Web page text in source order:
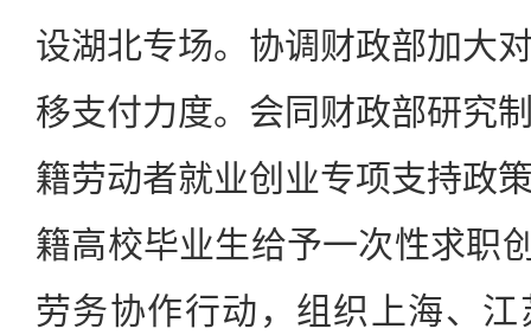
设湖北专场。协调财政部加大
移支付力度。会同财政部研究
籍劳动者就业创业专项支持政
籍高校毕业生给予一次性求职
劳务协作行动，组织上海、